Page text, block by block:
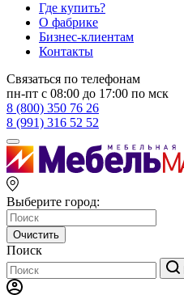
Где купить?
О фабрике
Бизнес-клиентам
Контакты
Связаться по телефонам
пн-пт с 08:00 до 17:00 по мск
8 (800) 350 76 26
8 (991) 316 52 52
Выберите город:
Очистить
Поиск